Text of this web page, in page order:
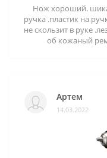
Нож хороший.
ручка .пластик на
не скользит в руке
об кожаный
Артем
14.03.2022